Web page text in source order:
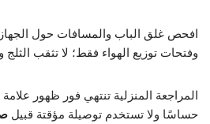
افحص غلق الباب والمسافات حول الجهاز
وفتحات توزيع الهواء فقط؛ لا تثقب الثلج
المراجعة المنزلية تنتهي فور ظهور علامة
حساسًا ولا تستخدم توصيلة مؤقتة قبيل